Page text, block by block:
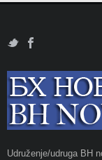
Udruženje/udruga BH